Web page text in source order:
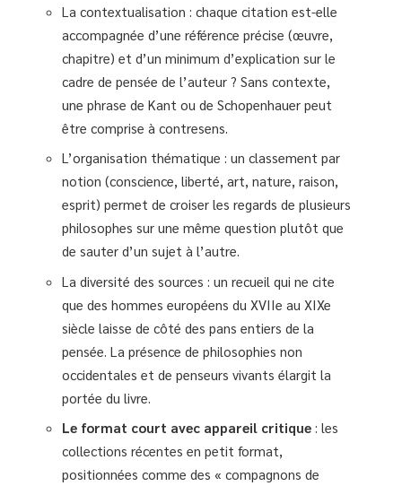
La contextualisation : chaque citation est-elle
accompagnée d’une référence précise (œuvre,
chapitre) et d’un minimum d’explication sur le
cadre de pensée de l’auteur ? Sans contexte,
une phrase de Kant ou de Schopenhauer peut
être comprise à contresens.
L’organisation thématique : un classement par
notion (conscience, liberté, art, nature, raison,
esprit) permet de croiser les regards de plusieurs
philosophes sur une même question plutôt que
de sauter d’un sujet à l’autre.
La diversité des sources : un recueil qui ne cite
que des hommes européens du XVIIe au XIXe
siècle laisse de côté des pans entiers de la
pensée. La présence de philosophies non
occidentales et de penseurs vivants élargit la
portée du livre.
Le format court avec appareil critique : les
collections récentes en petit format,
positionnées comme des « compagnons de